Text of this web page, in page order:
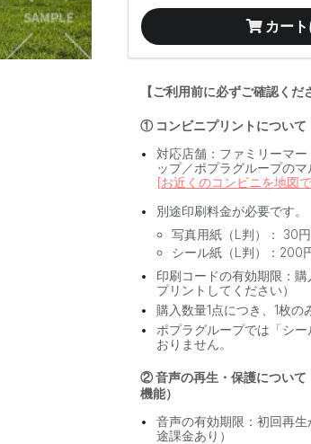
カー
【ご利用前に必ずご確認くだ
① コンビニプリントについて
対応店舗：ファミリーマ
ップ／ポプラグループの
[お近くのコンビニを地図
別途印刷料金が必要です。
写真用紙（L判）： 30
シール紙（L判）：200
印刷コードの有効期限：
プリントしてください）
購入数量1点につき、1枚の
ポプラグループでは「シ
おりません。
② 音声の再生・保護について
機能）
音声の有効期限：初回再
途課金あり）